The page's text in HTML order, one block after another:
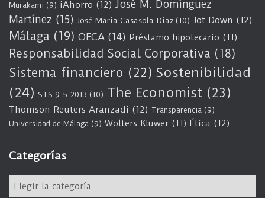
Murakami (9) iAhorro (12) José M. Domínguez
Martínez (15) José María Casasola Díaz (10) Jot Down (12)
Málaga (19) OECA (14) Préstamo hipotecario (11)
Responsabilidad Social Corporativa (18)
Sistema financiero (22) Sostenibilidad
(24) STS 9-5-2013 (10) The Economist (23)
Thomson Reuters Aranzadi (12) Transparencia (9)
Universidad de Málaga (9) Wolters Kluwer (11) Ética (12)
Categorías